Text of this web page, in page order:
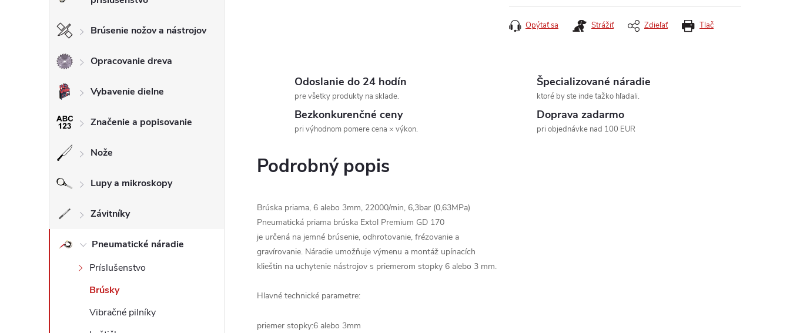
Brúsenie nožov a nástrojov
Opracovanie dreva
Vybavenie dielne
Značenie a popisovanie
Nože
Lupy a mikroskopy
Závitníky
Pneumatické náradie
Príslušenstvo
Brúsky
Vibračné pilníky
Tlač
Opýtať sa Strážiť Zdieľať
Odoslanie do 24 hodín
pre všetky produkty na sklade.
Špecializované náradie
ktoré by ste inde ťažko hľadali.
Bezkonkurenčné ceny
pri výhodnom pomere cena × výkon.
Doprava zadarmo
pri objednávke nad 100 EUR
Podrobný popis
Brúska priama, 6 alebo 3mm, 22000/min, 6,3bar (0,63MPa)
Pneumatická priama brúska Extol Premium GD 170
je určená na jemné brúsenie, odhrotovanie, frézovanie a
gravírovanie. Náradie umožňuje výmenu a montáž upínacích
klieštin na uchytenie nástrojov s priemerom stopky 6 alebo 3 mm.
Hlavné technické parametre:
priemer stopky:6 alebo 3mm